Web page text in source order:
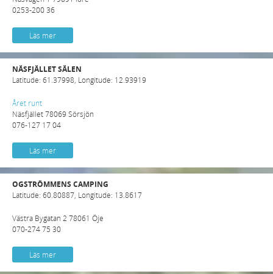
0253-200 36
Läs mer
NÄSFJÄLLET SÄLEN
Latitude: 61.37998, Longitude: 12.93919
Året runt
Näsfjället 78069 Sörsjön
076-127 17 04
Läs mer
OGSTRÖMMENS CAMPING
Latitude: 60.80887, Longitude: 13.8617
Västra Bygatan 2 78061 Öje
070-274 75 30
Läs mer